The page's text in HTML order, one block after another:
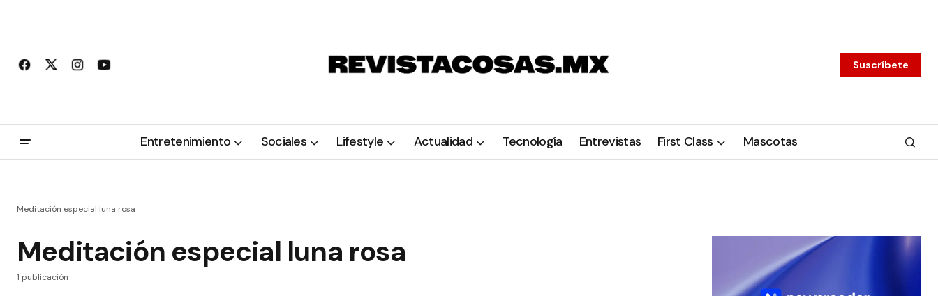
Suscríbete
Entretenimiento Sociales Lifestyle Actualidad Tecnología Entrevistas First Class Mascotas
Meditación especial luna rosa
Meditación especial luna rosa
1 publicación